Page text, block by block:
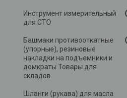
Инструмент измерительный
для СТО
Башмаки противооткатные
(упорные), резиновые
накладки на подъемники и
домкраты Товары для
складов
Шланги (рукава) для масла